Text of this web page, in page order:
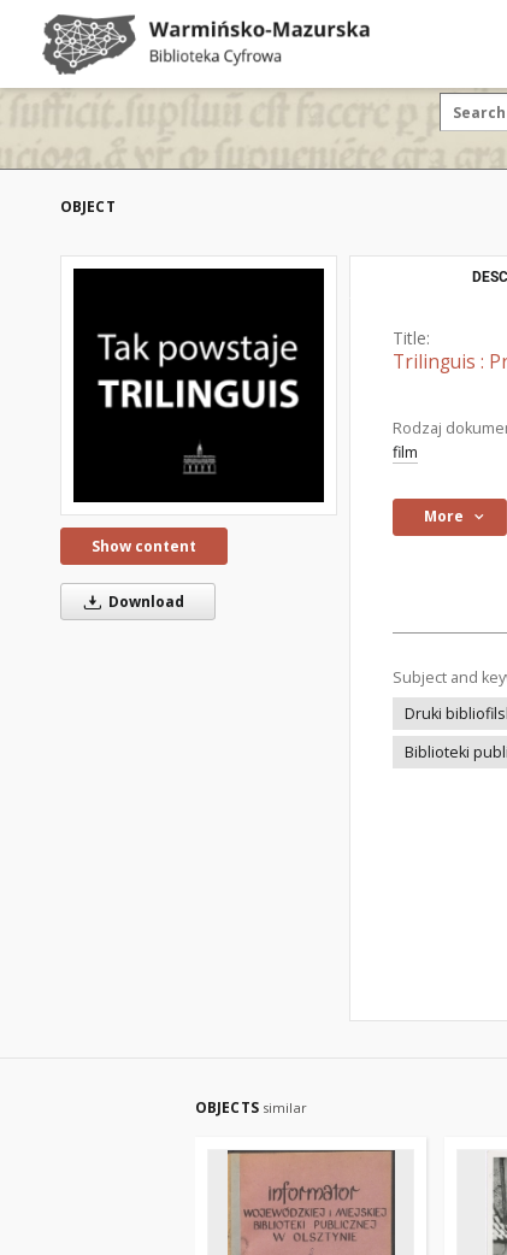
OBJECT
Show content
Download
Title:
Trilinguis :
Rodzaj
film
More
Subject and
Druki
Biblioteki
OBJECTS similar